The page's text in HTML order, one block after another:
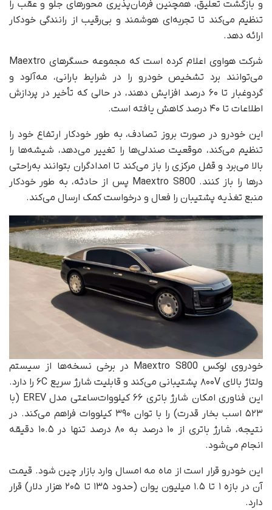
و بازگشت تعلیق، همچنین فرمان‌پذیری محورهای جلو و عقب را
تنظیم می‌کند تا تجربه‌ای هوشمند و بی‌رقیب از رانندگی خودکار
ارائه دهد.
شرکت هواوی اعلام کرده است که مجموعه حسگرهای Maextro
می‌توانند برد تشخیص خودرو را در شرایط بارانی، مه‌آلود و
گردوغبار تا ۶۰ درصد افزایش دهند، در حالی که تأخیر در پردازش
اطلاعات تا ۴۰ درصد کاهش یافته است.
این خودرو در صورت بروز تصادف، به‌ طور خودکار ارتفاع خود را
تنظیم می‌کند، موقعیت صندلی‌ها را تغییر می‌دهد، شیشه‌ها را
بالا می‌برد و قفل مرکزی را باز می‌کند تا امدادگران بتوانند به‌راحتی
درها را باز کنند. Maextro S800 پس از حادثه، به‌ طور خودکار
منبع تغذیه پشتیبان را فعال و درخواست کمک ارسال می‌کند.
خودروی لوکس Maextro S800 در برخی نسخه‌ها از سیستم
ولتاژ بالای ۸۰۰V پشتیبانی می‌کند و قابلیت شارژ سریع ۶C را دارد.
این فناوری امکان شارژ باتری ۶۶ کیلووات‌ساعتی مدل EREV (با
۵۲۳ اسب بخار قدرت) را با توان ۳۹۰ کیلووات فراهم می‌کند. در
نتیجه، شارژ باتری از ۱۰ درصد به ۸۰ درصد تنها در ۱۰.۵ دقیقه
انجام می‌شود.
این خودرو قرار است از ماه مه امسال وارد بازار چین شود. قیمت
آن در بازه ۱ تا ۱.۵ میلیون یوان (حدود ۱۳۵ تا ۲۰۵ هزار دلار) قرار
دارد.